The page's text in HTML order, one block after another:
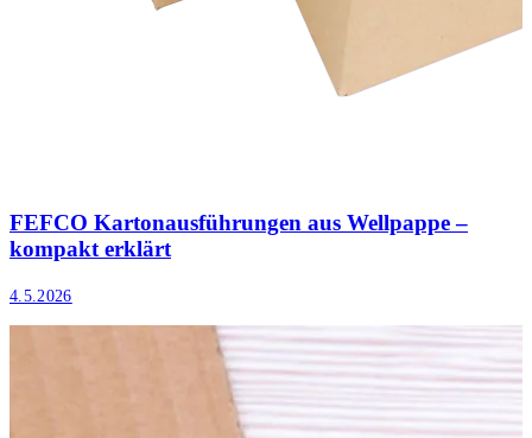
FEFCO Kartonausführungen aus Wellpappe –
kompakt erklärt
4.5.2026